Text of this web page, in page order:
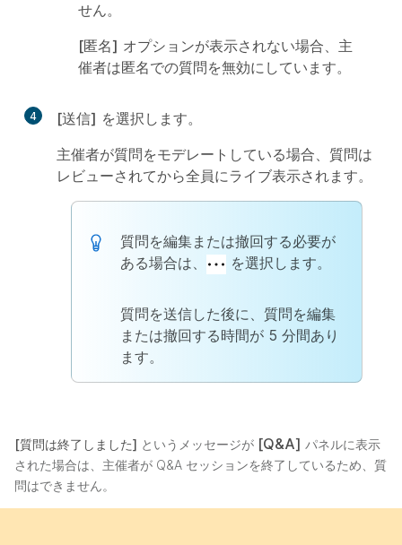
せん。
[匿名] オプションが表示されない場合、主
催者は匿名での質問を無効にしています。
4 [送信] を選択します。
主催者が質問をモデレートしている場合、質問は
レビューされてから全員にライブ表示されます。
質問を編集または撤回する必要が
ある場合は、
を選択します。
質問を送信した後に、質問を編集
または撤回する時間が 5 分間あり
ます。
[質問は終了しました] というメッセージが [Q&A] パネルに表示
された場合は、主催者が Q&A セッションを終了しているため、質
問はできません。